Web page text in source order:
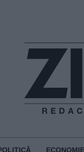
ECONOMIE